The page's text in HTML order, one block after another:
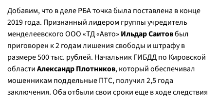
Добавим, что в деле РБА точка была поставлена в конце
2019 года. Признанный лидером группы учредитель
менделеевского ООО «ТД «Авто» Ильдар Саитовбыл
приговорен к 2 годам лишения свободы и штрафу в
размере 500 тыс. рублей. Начальник ГИБДД по Кировской
областиАлександр Плотников, который обеспечивал
мошенникам поддельные ПТС, получил 2,5 года
заключения. Оба отбыли свои сроки еще в ходе следствия